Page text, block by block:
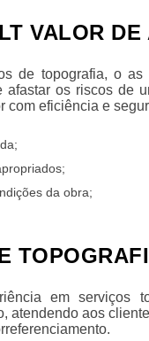
VALOR
de topografia, o as
os riscos de
com eficiência e
da obra;
em serviços
atendendo aos